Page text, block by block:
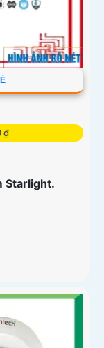
₫
Starlight.